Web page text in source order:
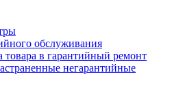
обслуживания
товара в гарантийный ремонт
негарантийные